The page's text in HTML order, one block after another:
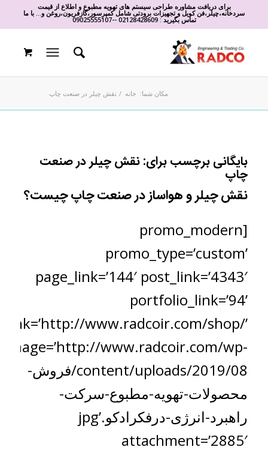
برای دریافت مشاوره طراحی سیستم های تهویه مطبوع و اطلاع از قیمت
سردخانه،چیلر،فن کویل و تجهیزات برودتی شامل کمپرسور،گازفریون،روغن و... با ما
تماس بگیرید :02128428609
-
-
09025555107
مکان شما: خانه / نقش چیلر در صنعت چاپ
بایگانی برچسب برای:نقش چیلر در صنعت
چاپ
نقش چیلر و هواساز در صنعت چاپ چیست؟
[promo_modern
promo_type=’custom’
page_link=’144′ post_link=’4343′
portfolio_link=’94’
www.radcoir.com/shop/’
www.radcoir.com/wp-
content/uploads/2019/08/فروش-
محصولات-تهویه-مطبوع-سرکت-
راهبرد-انرژی-درفکرادکو.jpg’
attachment=’2885′